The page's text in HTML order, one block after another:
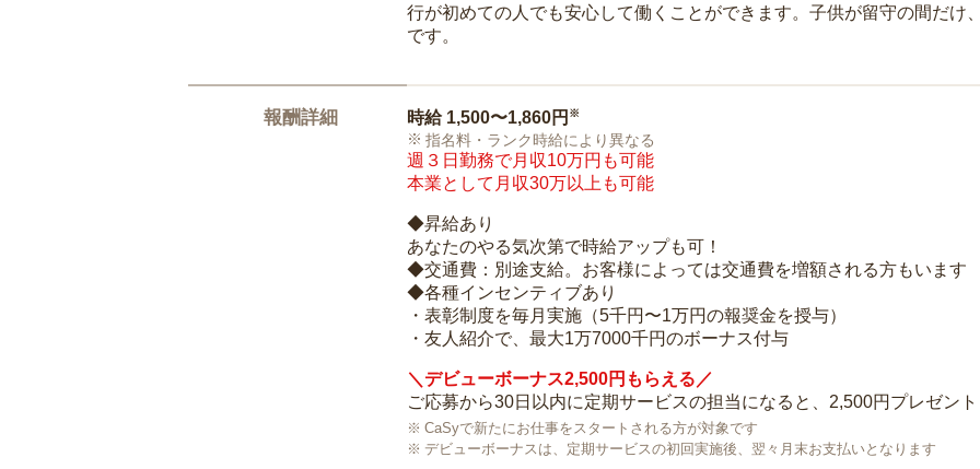
行が初めての人でも安心して働くことができます。子供が留守の間だけ
です。
報酬詳細 時給 1,500〜1,860円 ※
指名料・ランク時給により異なる
週３日勤務で月収10万円も可能
本業として月収30万以上も可能
◆昇給あり
あなたのやる気次第で時給アップも可！
◆交通費：別途支給。お客様によっては交通費を増額される方もいます
◆各種インセンティブあり
・表彰制度を毎月実施（5千円〜1万円の報奨金を授与）
・友人紹介で、最大1万7000千円のボーナス付与
＼デビューボーナス2,500円もらえる／
ご応募から30日以内に定期サービスの担当になると、2,500円プレゼント
CaSyで新たにお仕事をスタートされる方が対象です
デビューボーナスは、定期サービスの初回実施後、翌々月末お支払いとなります